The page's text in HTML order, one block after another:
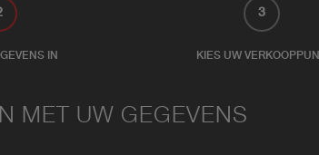
IN
3
KIES UW
MET UW GEGEVENS